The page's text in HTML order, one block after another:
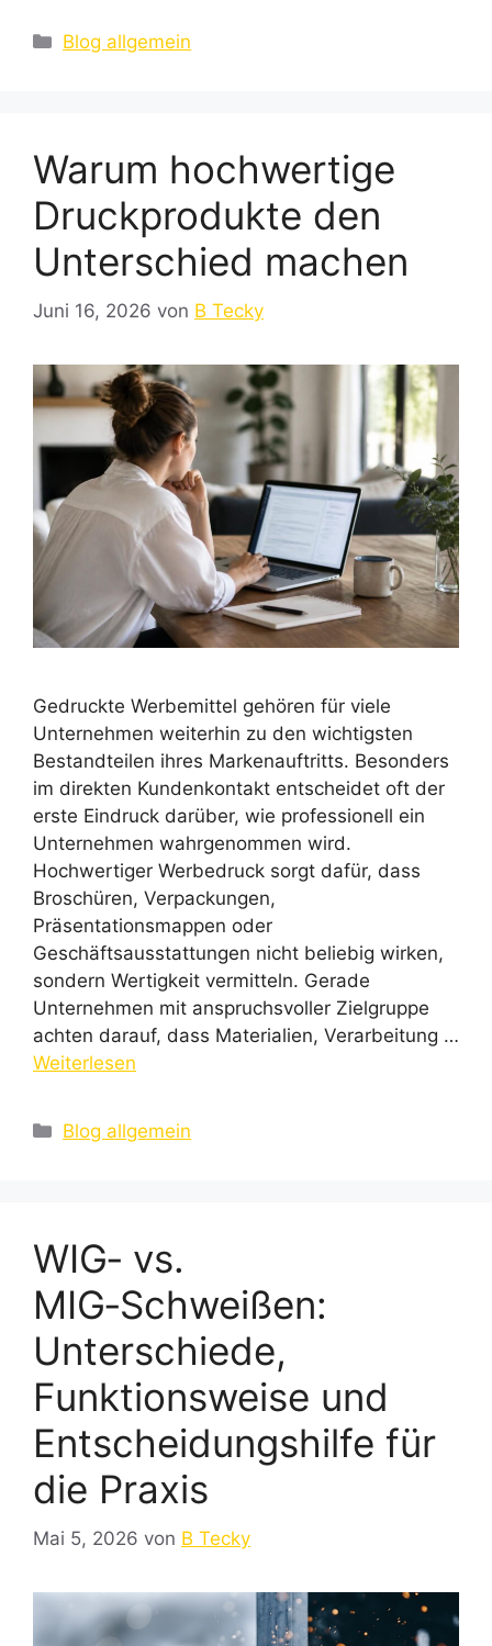
Kategorien
Blog allgemein
Warum hochwertige
Druckprodukte den
Unterschied machen
Juni 16, 2026 von B Tecky
Gedruckte Werbemittel gehören für viele
Unternehmen weiterhin zu den wichtigsten
Bestandteilen ihres Markenauftritts. Besonders
im direkten Kundenkontakt entscheidet oft der
erste Eindruck darüber, wie professionell ein
Unternehmen wahrgenommen wird.
Hochwertiger Werbedruck sorgt dafür, dass
Broschüren, Verpackungen,
Präsentationsmappen oder
Geschäftsausstattungen nicht beliebig wirken,
sondern Wertigkeit vermitteln. Gerade
Unternehmen mit anspruchsvoller Zielgruppe
achten darauf, dass Materialien, Verarbeitung …
Weiterlesen
Kategorien
Blog allgemein
WIG‑ vs.
MIG‑Schweißen:
Unterschiede,
Funktionsweise und
Entscheidungshilfe für
die Praxis
Mai 5, 2026 von B Tecky